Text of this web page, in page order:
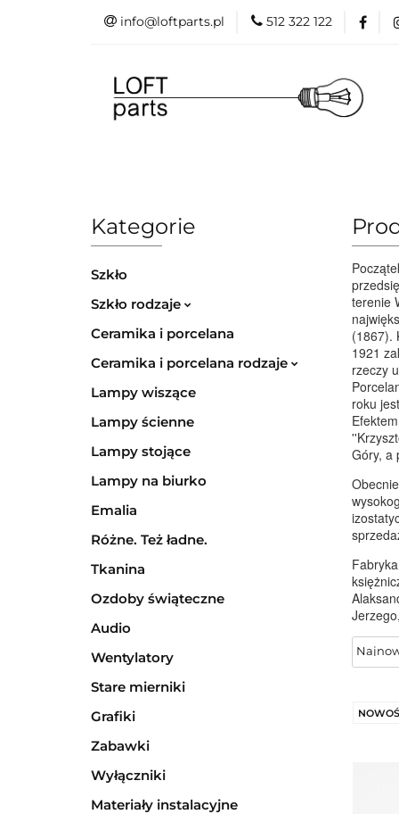
info@loftparts.pl 512 322 122
Kategorie
Katalogi Blog
Kategorie
Szkło
Szkło rodzaje
Ceramika i porcelana
Ceramika i porcelana rodzaje
Lampy wiszące
Lampy ścienne
Lampy stojące
Lampy na biurko
Emalia
Różne. Też ładne.
Tkanina
Ozdoby świąteczne
Audio
Wentylatory
Stare mierniki
Grafiki
Zabawki
Wyłączniki
Materiały instalacyjne
terenie
(1867).
1921
rzeczy
roku
Góry, a